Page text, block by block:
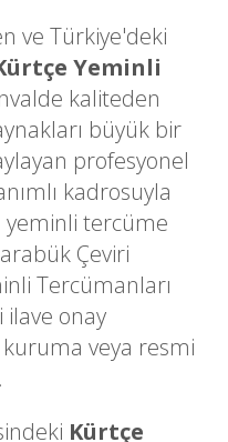
ve Türkiye'deki
Yeminli
kaliteden
büyük bir
profesyonel
kadrosuyla
yeminli tercüme
Çeviri
Tercümanları
onay
veya resmi
Kürtçe